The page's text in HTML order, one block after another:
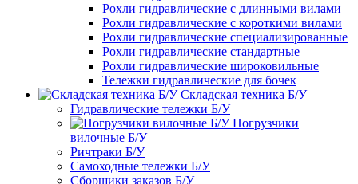
Рохли гидравлические с длинными вилами
Рохли гидравлические с короткими вилами
Рохли гидравлические специализированные
Рохли гидравлические стандартные
Рохли гидравлические широковильные
Тележки гидравлические для бочек
Складская техника Б/У
Гидравлические тележки Б/У
Погрузчики
вилочные Б/У
Ричтраки Б/У
Самоходные тележки Б/У
Сборщики заказов Б/У